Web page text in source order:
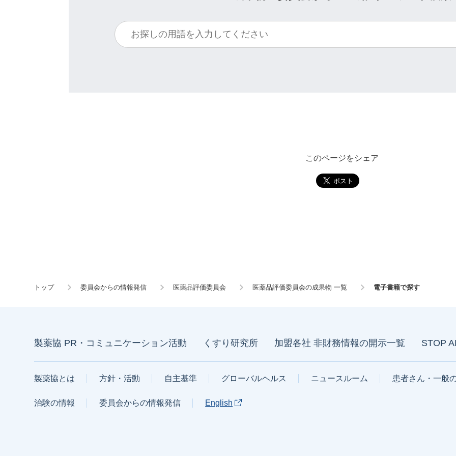
このページをシェア
トップ 委員会からの情報発信 医薬品評価委員会 医薬品評価委員会の成果物 一覧 電子書籍で探す
製薬協 PR・コミュニケーション活動 くすり研究所 加盟各社 非財務情報の開示一覧 STOP
製薬協とは 方針・活動 自主基準 グローバルヘルス ニュースルーム 患者さん・一般
治験の情報 委員会からの情報発信 English